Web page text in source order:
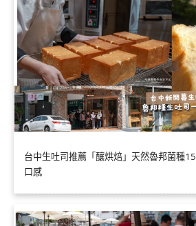
台中生吐司推薦「釀烘焙」天然魯邦菌種
口感